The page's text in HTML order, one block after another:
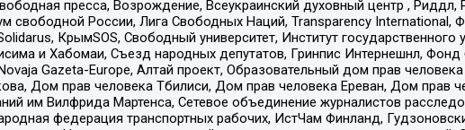
пресса, Возрождение, Всеукраинский духовный центр , Риддл,
России, Лига Свободных Наций, Transparеncy International,
КрымSOS, Свободный университет, Институт государственного
и Хабомаи, Съезд народных депутатов, Гринпис Интернешнл,
Gazeta-Europe, Алтай проект, Образовательный дом прав
Дом прав человека Тбилиси, Дом прав человека Ереван, Дом прав
им Вилфрида Мартенса, Сетевое объединение журналистов
федерация транспортных рабочих, ИстЧам Финланд,